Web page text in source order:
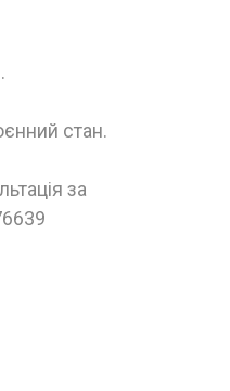
стан.
за